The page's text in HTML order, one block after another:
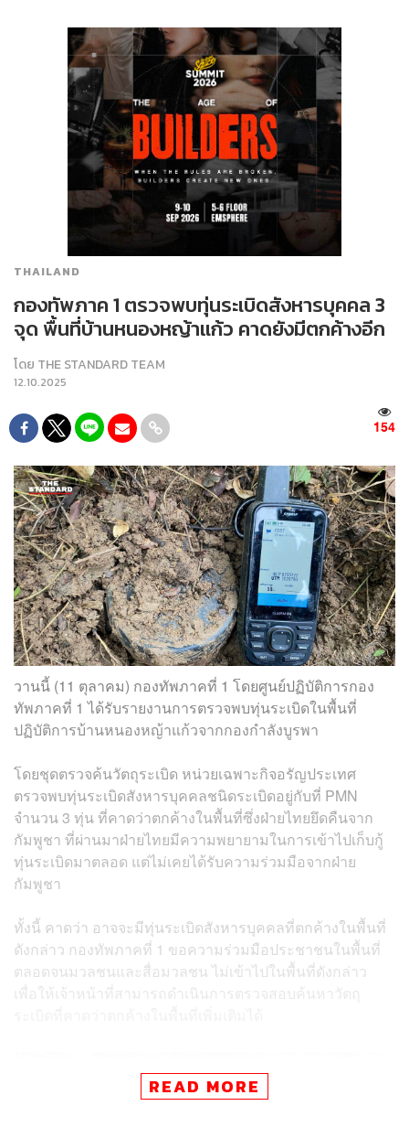
THAILAND
กองทัพภาค 1 ตรวจพบทุ่นระเบิดสังหารบุคคล 3
จุด พื้นที่บ้านหนองหญ้าแก้ว คาดยังมีตกค้างอีก
โดย THE STANDARD TEAM
12.10.2025
154
วานนี้ (11 ตุลาคม) กองทัพภาคที่ 1 โดยศูนย์ปฏิบัติการกอง
ทัพภาคที่ 1 ได้รับรายงานการตรวจพบทุ่นระเบิดในพื้นที่
ปฏิบัติการบ้านหนองหญ้าแก้วจากกองกำลังบูรพา
โดยชุดตรวจค้นวัตถุระเบิด หน่วยเฉพาะกิจอรัญประเทศ
ตรวจพบทุ่นระเบิดสังหารบุคคลชนิดระเบิดอยู่กับที่ PMN
จำนวน 3 ทุ่น ที่คาดว่าตกค้างในพื้นที่ซึ่งฝ่ายไทยยึดคืนจาก
กัมพูชา ที่ผ่านมาฝ่ายไทยมีความพยายามในการเข้าไปเก็บกู้
ทุ่นระเบิดมาตลอด แต่ไม่เคยได้รับความร่วมมือจากฝ่าย
กัมพูชา
ทั้งนี้ คาดว่า อาจจะมีทุ่นระเบิดสังหารบุคคลที่ตกค้างในพื้นที่
ดังกล่าว กองทัพภาคที่ 1 ขอความร่วมมือประชาชนในพื้นที่
ตลอดจนมวลชนและสื่อมวลชน ไม่เข้าไปในพื้นที่ดังกล่าว
เพื่อให้เจ้าหน้าที่สามารถดำเนินการตรวจสอบค้นหาวัตถุ
READ MORE